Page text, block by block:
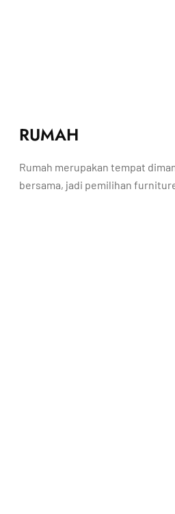
RUMAH
Rumah merupakan tempat
bersama, jadi pemilihan